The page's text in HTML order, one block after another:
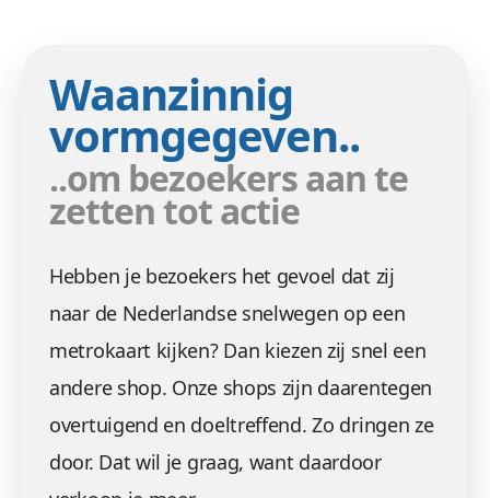
Waanzinnig
vormgegeven..
..om bezoekers aan te
zetten tot actie
Hebben je bezoekers het gevoel dat zij
naar de Nederlandse snelwegen op een
metrokaart kijken? Dan kiezen zij snel een
andere shop. Onze shops zijn daarentegen
overtuigend en doeltreffend. Zo dringen ze
door. Dat wil je graag, want daardoor